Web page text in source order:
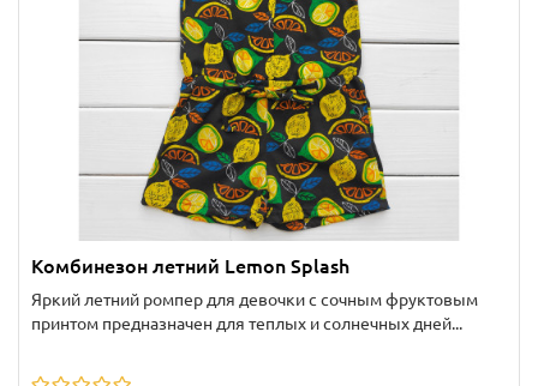
Комбинезон летний Lemon Splash
Яркий летний ромпер для девочки с сочным фруктовым
принтом предназначен для теплых и солнечных дней...